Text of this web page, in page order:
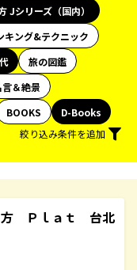
Jシリーズ（国内）
キング&テクニック
旅の図鑑
＆絶景
BOOKS
D-Books
絞り込み条件を追加
方 Ｐｌａｔ 台北